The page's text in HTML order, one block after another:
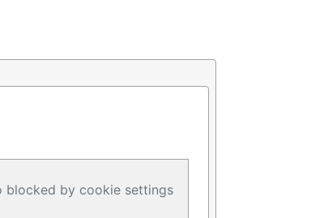
blocked by cookie settings